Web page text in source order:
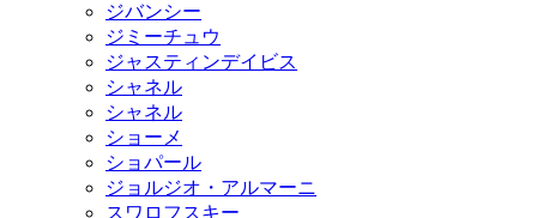
ジバンシー
ジミーチュウ
ジャスティンデイビス
シャネル
シャネル
ショーメ
ショパール
ジョルジオ・アルマーニ
スワロフスキー